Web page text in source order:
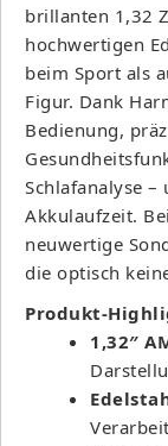
brillanten 1,32
hochwertigen
beim Sport als
Figur. Dank
Bedienung,
Schlafanalyse
Akkulaufzeit.
neuwertige
die optisch
Produkt-
1,32″